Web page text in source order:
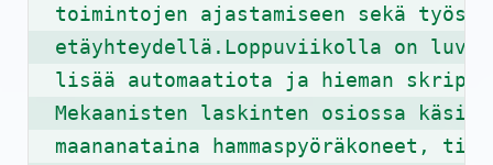
toimintojen ajastamiseen sekä
etäyhteydellä.Loppuviikolla on
lisää automaatiota ja hieman
Mekaanisten laskinten osiossa
maananataina hammaspyöräkoneet,